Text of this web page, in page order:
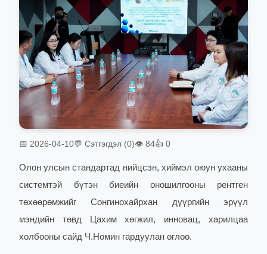
📅 2026-04-10💬 Сэтгэгдэл (0)👁 84👍 0
Олон улсын стандартад нийцсэн, хиймэл оюун ухааны
системтэй бүтэн биеийн оношилгооны рентген
төхөөрөмжийг Сонгинохайрхан дүүргийн эрүүл
мэндийн төвд Цахим хөгжил, инновац, харилцаа
холбооны сайд Ч.Номин гардуулан өглөө.